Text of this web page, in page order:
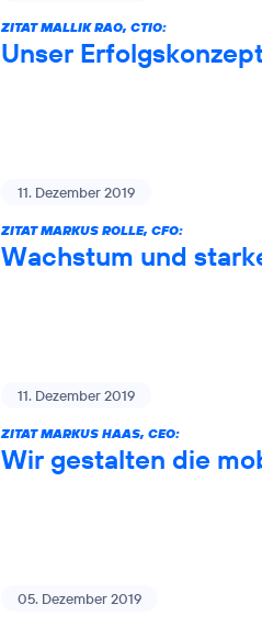
ZITAT MALLIK RAO, CTIO:
Unser
11. Dezember 2019
ZITAT MARKUS ROLLE, CFO:
Wachstum und
11. Dezember 2019
ZITAT MARKUS HAAS, CEO:
Wir gestalten die
05. Dezember 2019